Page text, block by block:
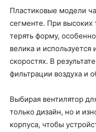
Пластиковые модели
сегменте. При
терять форму,
велика и используется
скоростях. В
фильтрации воздуха и
Выбирая вентилятор
только дизайн, но и
корпуса, чтобы